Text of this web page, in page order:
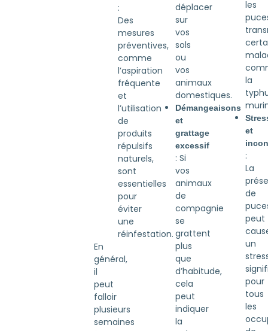
:
Des
mesures
préventives,
comme
l’aspiration
fréquente
et
l’utilisation
de
produits
répulsifs
naturels,
sont
essentielles
pour
éviter
une
réinfestation.
En
général,
il
peut
falloir
plusieurs
semaines
déplacer
sur
vos
sols
ou
vos
animaux
domestiques.
Démangeaisons
et
grattage
excessif
: Si
vos
animaux
de
compagnie
se
grattent
plus
que
d’habitude,
cela
peut
indiquer
la
les
la
et
:
La
de
peut
un
pour
tous
les